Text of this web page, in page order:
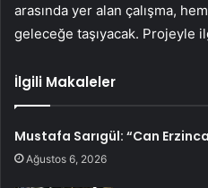
arasında yer alan çalışma,
geleceğe taşıyacak. Projeyle
İlgili Makaleler
Mustafa Sarıgül: “Can
Ağustos 6, 2026